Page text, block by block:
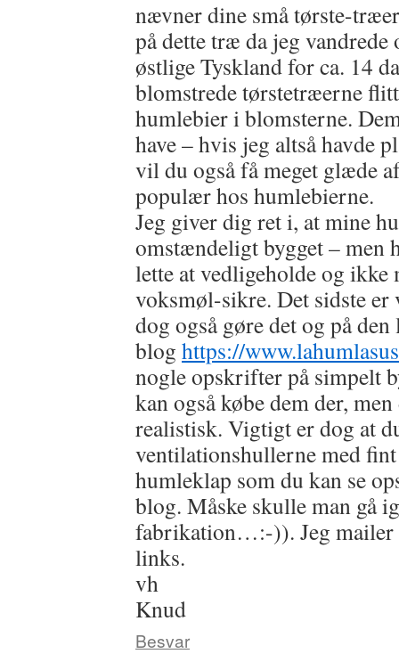
nævner dine små tørste-
på dette træ da jeg
østlige Tyskland for ca. 14
blomstrede tørstetræerne
humlebier i blomsterne.
have – hvis jeg altså havde
vil du også få meget glæde
populær hos humlebierne.
Jeg giver dig ret i, at mine
omstændeligt bygget – men
lette at vedligeholde og
voksmøl-sikre. Det sidste
dog også gøre det og på
blog https://
nogle opskrifter på simpelt
kan også købe dem der,
realistisk. Vigtigt er dog at
ventilationshullerne med
humleklap som du kan se
blog. Måske skulle man gå
fabrikation…:-)). Jeg mailer
links.
vh
Knud
Besvar